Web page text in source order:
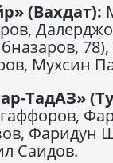
(Вахдат):
Мухсин
ТадАЗ»
Фаридун
Саидов.